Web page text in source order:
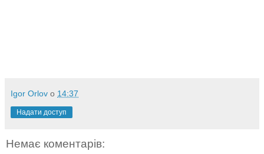
Igor Orlov о 14:37
Надати доступ
Немає коментарів: